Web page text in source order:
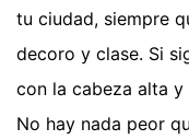
tu ciudad, siempre
decoro y clase. Si
con la cabeza alta
No hay nada peor